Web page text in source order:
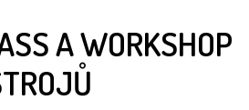
A WORKSHOP